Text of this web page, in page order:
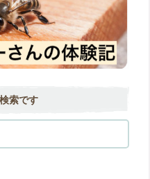
索です